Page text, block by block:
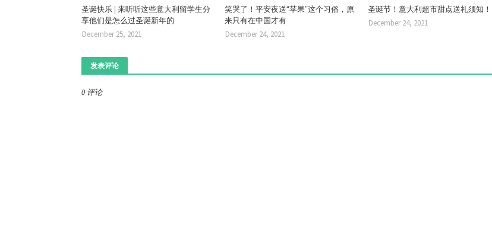
圣诞快乐 | 来听听这些意大利留学生分
享他们是怎么过圣诞新年的
December 25, 2021
笑哭了！平安夜送“苹果”这个习俗，原
来只有在中国才有
December 24, 2021
圣诞节！意大利超市甜点送礼须知！
December 24, 2021
发表评论
0 评论